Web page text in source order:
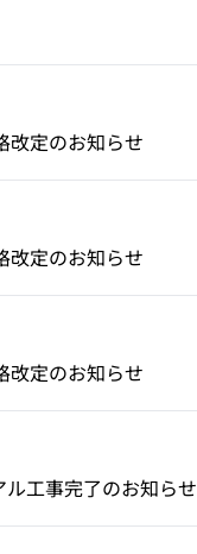
改定のお知らせ
改定のお知らせ
改定のお知らせ
ル工事完了のお知らせ